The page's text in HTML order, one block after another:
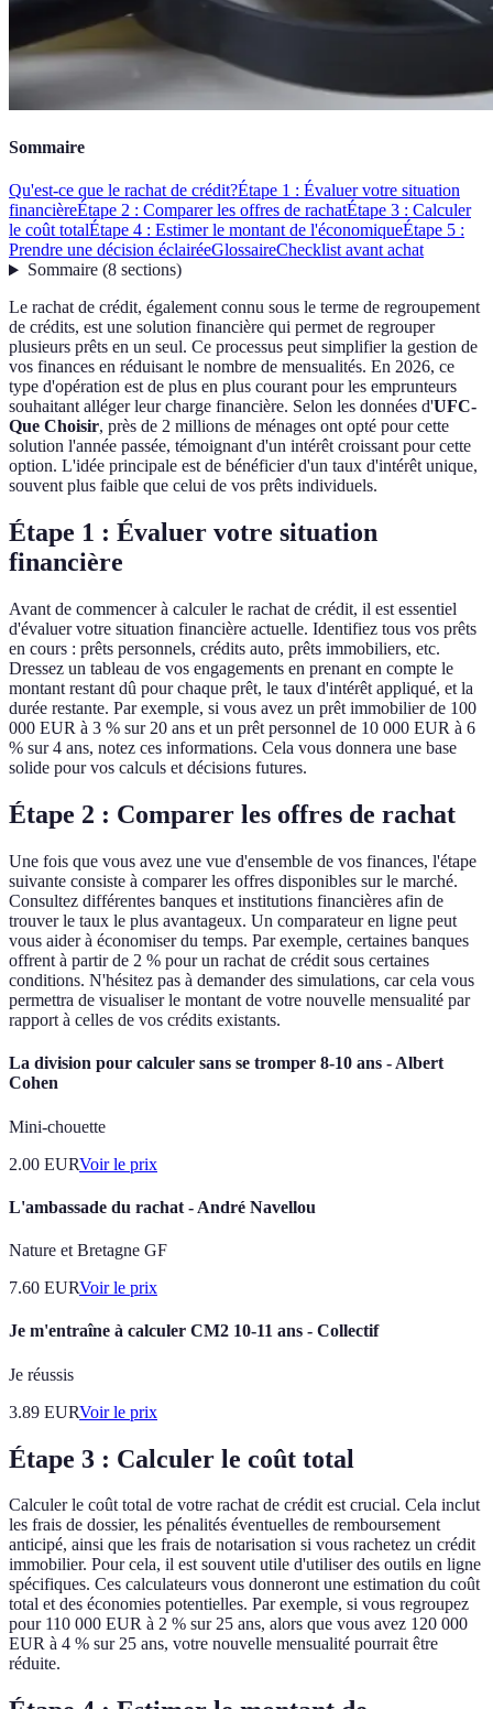
Sommaire
Qu'est-ce que le rachat de crédit?Étape 1 : Évaluer votre situation
financièreÉtape 2 : Comparer les offres de rachatÉtape 3 : Calculer
le coût totalÉtape 4 : Estimer le montant de l'économiqueÉtape 5 :
Prendre une décision éclairéeGlossaireChecklist avant achat
Sommaire(8 sections)
Le rachat de crédit, également connu sous le terme de regroupement
de crédits, est une solution financière qui permet de regrouper
plusieurs prêts en un seul. Ce processus peut simplifier la gestion de
vos finances en réduisant le nombre de mensualités. En 2026, ce
type d'opération est de plus en plus courant pour les emprunteurs
souhaitant alléger leur charge financière. Selon les données d'UFC-
Que Choisir, près de 2 millions de ménages ont opté pour cette
solution l'année passée, témoignant d'un intérêt croissant pour cette
option. L'idée principale est de bénéficier d'un taux d'intérêt unique,
souvent plus faible que celui de vos prêts individuels.
Étape 1 : Évaluer votre situation
financière
Avant de commencer à calculer le rachat de crédit, il est essentiel
d'évaluer votre situation financière actuelle. Identifiez tous vos prêts
en cours : prêts personnels, crédits auto, prêts immobiliers, etc.
Dressez un tableau de vos engagements en prenant en compte le
montant restant dû pour chaque prêt, le taux d'intérêt appliqué, et la
durée restante. Par exemple, si vous avez un prêt immobilier de 100
000 EUR à 3 % sur 20 ans et un prêt personnel de 10 000 EUR à 6
% sur 4 ans, notez ces informations. Cela vous donnera une base
solide pour vos calculs et décisions futures.
Étape 2 : Comparer les offres de rachat
Une fois que vous avez une vue d'ensemble de vos finances, l'étape
suivante consiste à comparer les offres disponibles sur le marché.
Consultez différentes banques et institutions financières afin de
trouver le taux le plus avantageux. Un comparateur en ligne peut
vous aider à économiser du temps. Par exemple, certaines banques
offrent à partir de 2 % pour un rachat de crédit sous certaines
conditions. N'hésitez pas à demander des simulations, car cela vous
permettra de visualiser le montant de votre nouvelle mensualité par
rapport à celles de vos crédits existants.
La division pour calculer sans se tromper 8-10 ans - Albert
Cohen
Mini-chouette
2.00 EURVoir le prix
L'ambassade du rachat - André Navellou
Nature et Bretagne GF
7.60 EURVoir le prix
Je m'entraîne à calculer CM2 10-11 ans - Collectif
Je réussis
3.89 EURVoir le prix
Étape 3 : Calculer le coût total
Calculer le coût total de votre rachat de crédit est crucial. Cela inclut
les frais de dossier, les pénalités éventuelles de remboursement
anticipé, ainsi que les frais de notarisation si vous rachetez un crédit
immobilier. Pour cela, il est souvent utile d'utiliser des outils en ligne
spécifiques. Ces calculateurs vous donneront une estimation du coût
total et des économies potentielles. Par exemple, si vous regroupez
pour 110 000 EUR à 2 % sur 25 ans, alors que vous avez 120 000
EUR à 4 % sur 25 ans, votre nouvelle mensualité pourrait être
réduite.